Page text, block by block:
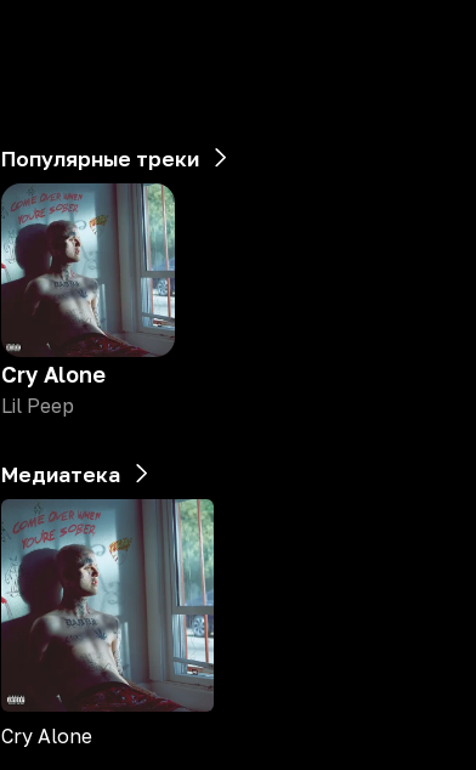
Популярные треки
Cry Alone
Lil Peep
Медиатека
Cry Alone